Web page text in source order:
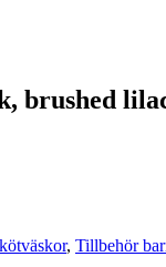
brushed
, Tillbehör